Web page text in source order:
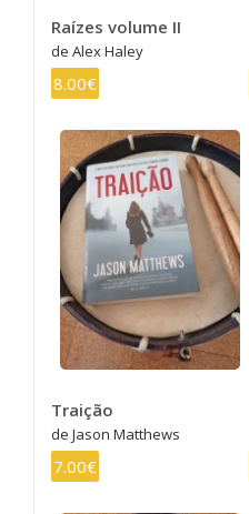
Raízes volume II
de Alex Haley
8.00€
Traição
de Jason Matthews
7.00€